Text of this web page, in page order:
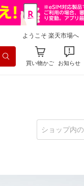
ようこそ 楽天市場へ
買い物かご お知らせ